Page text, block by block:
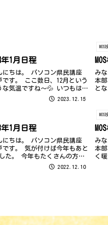
年1月日程
にちは。 パソコン県民講座
です。 ここ数日、12月という
な気温ですね～💦 いつもはヒ
用している時期ですが、この
末から一気に気温...
2023.12.15
み
本
と
よ
年1月日程
にちは。 パソコン県民講座
です。 気が付けば今年もあと
た。 今年もたくさんの方に
ありがとうございました。 引
2022.12.10
み
本
く
で